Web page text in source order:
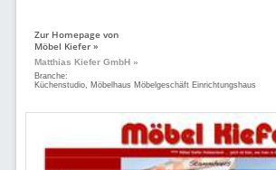
Zur Homepage von
Möbel Kiefer »
Matthias Kiefer GmbH »
Branche:
Küchenstudio, Möbelhaus Möbelgeschäft Einrichtungshaus